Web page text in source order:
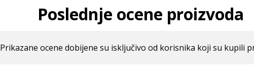
Poslednje ocene proizvoda
Prikazane ocene dobijene su isključivo od korisnika koji su kupili